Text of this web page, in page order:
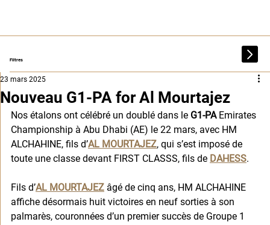
Filtres
Nouveau G1-PA for Al Mourtajez
23 mars 2025
Nos étalons ont célébré un doublé dans le G1-PA Emirates
Championship à Abu Dhabi (AE) le 22 mars, avec HM
ALCHAHINE, fils d’AL MOURTAJEZ, qui s’est imposé de
toute une classe devant FIRST CLASSS, fils de DAHESS.
Fils d’AL MOURTAJEZ âgé de cinq ans, HM ALCHAHINE
affiche désormais huit victoires en neuf sorties à son
palmarès, couronnées d’un premier succès de Groupe 1